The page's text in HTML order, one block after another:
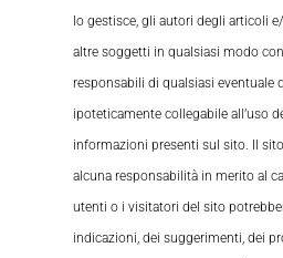
lo gestisce, gli autori degli articoli
altre soggetti in qualsiasi modo
responsabili di qualsiasi eventuale
ipoteticamente collegabile all’uso
informazioni presenti sul sito. Il
alcuna responsabilità in merito al
utenti o i visitatori del sito
indicazioni, dei suggerimenti, dei